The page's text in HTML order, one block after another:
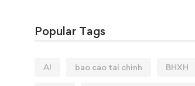
Popular Tags
AI bao cao tai chinh BHXH